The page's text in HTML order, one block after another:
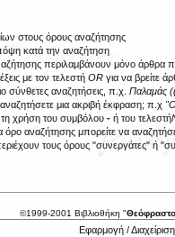
στους όρους αναζήτησης
κατά την αναζήτηση
περιλαμβάνουν μόνο άρθρα
με τον τελεστήOR για να βρείτε
σύνθετες αναζητήσεις, π.χ.Παλαμάς
μια ακριβή έκφραση; π.χ
τη χρήση του συμβόλου- ή του τελεστή
όρο αναζήτησης μπορείτε να
τους όρους "συνεργάτες" ή
©1999-2001 Βιβλιοθήκη "
Εφαρμογή /